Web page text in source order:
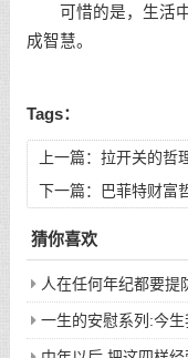
可惜的是，生活中
成智慧。
Tags：
上一篇： 拉开关的哲
下一篇：
巴菲特财富
猜你喜欢
人在任何年纪都要提
一生的安慰系列:今